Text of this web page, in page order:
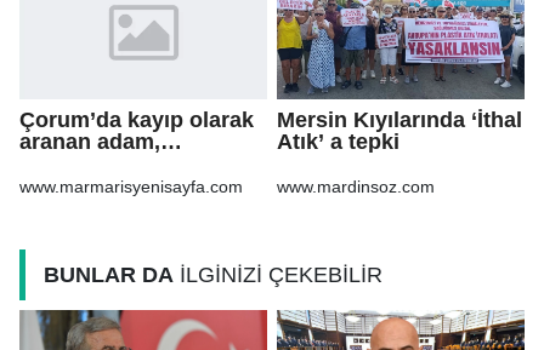
Çorum’da kayıp olarak
aranan adam,
otomobilinin altında ölü
www.marmarisyenisayfa.com
Mersin Kıyılarında ‘İthal
Atık’ a tepki
www.mardinsoz.com
BUNLAR DA İLGİNİZİ ÇEKEBİLİR